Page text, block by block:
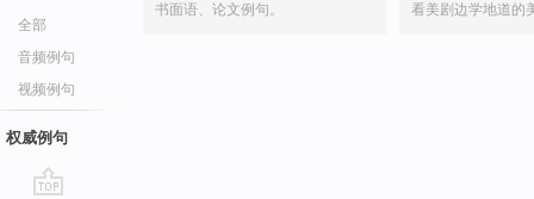
全部
音频例句
视频例句
权威例句
书面语、论文例句。
看美剧边学地道的